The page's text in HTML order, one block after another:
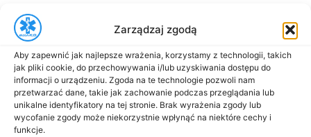
Zarządzaj zgodą
Aby zapewnić jak najlepsze wrażenia, korzystamy z technologii, takich
jak pliki cookie, do przechowywania i/lub uzyskiwania dostępu do
informacji o urządzeniu. Zgoda na te technologie pozwoli nam
przetwarzać dane, takie jak zachowanie podczas przeglądania lub
unikalne identyfikatory na tej stronie. Brak wyrażenia zgody lub
wycofanie zgody może niekorzystnie wpłynąć na niektóre cechy i
funkcje.
Menu
Start
O nas
Oferta
Cennik